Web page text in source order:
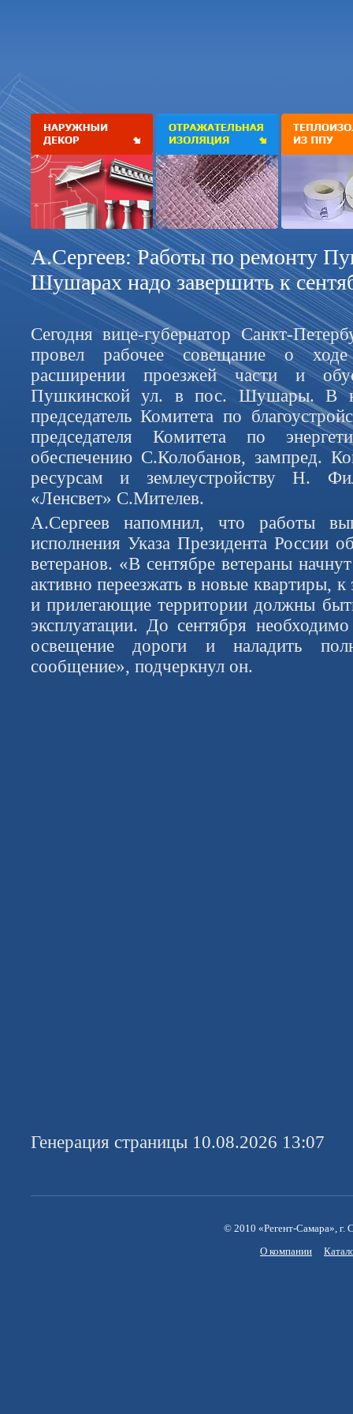
А.Сергеев: Работы по ремонту
Шушарах надо завершить к
Сегодня вице-губернатор Санкт-
провел рабочее совещание о
расширении проезжей части и
Пушкинской ул. в пос. Шушары. В
председатель Комитета по
председателя Комитета по
обеспечению С.Колобанов, зампред.
ресурсам и землеустройству Н.
«Ленсвет» С.Мителев.
А.Сергеев напомнил, что работы
исполнения Указа Президента России
ветеранов. «В сентябре ветераны
активно переезжать в новые квартиры,
и прилегающие территории должны
эксплуатации. До сентября
освещение дороги и наладить
сообщение», подчеркнул он.
Генерация страницы 10.08.2026 13:07
© 2010 «Регент-Самара», г.
О компании